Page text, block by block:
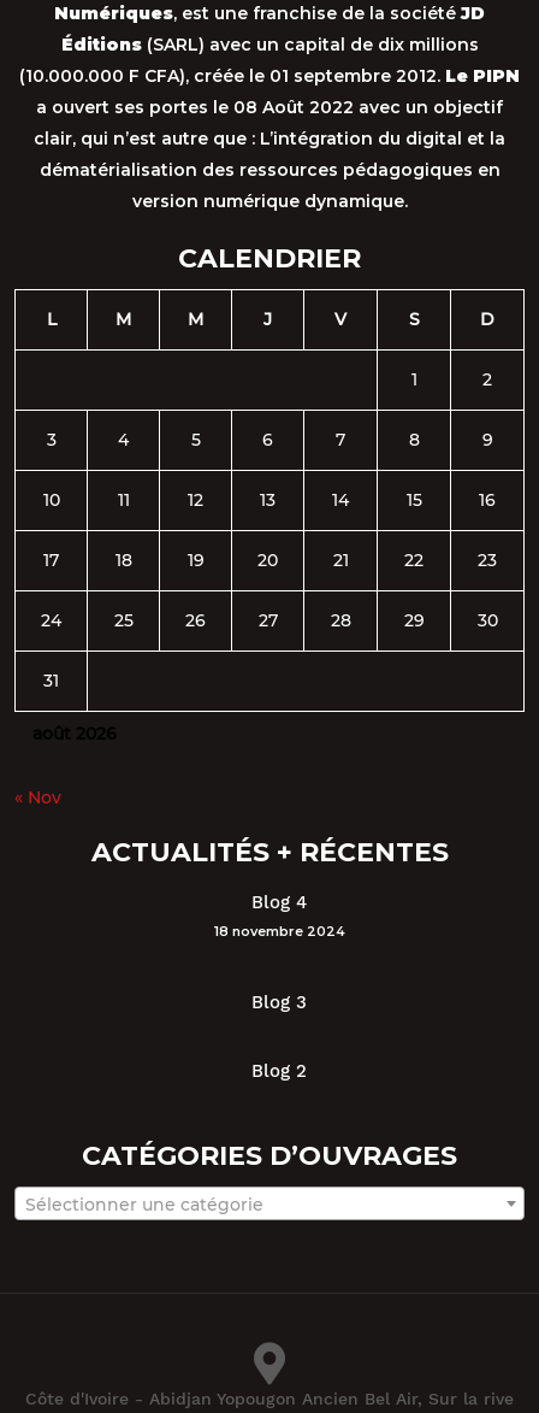
Numériques, est une franchise de la sociétéJD
Éditions(SARL) avec un capital de dix millions
(10.000.000 F CFA), créée le 01 septembre 2012. Le PIPN
a ouvert ses portes le 08 Août 2022 avec un objectif
clair, qui n’est autre que : L’intégration du digital et la
dématérialisation des ressources pédagogiques en
version numérique dynamique.
CALENDRIER
août 2026
L M M J V S D
1 2
3 4 5 6 7 8 9
10 11 12 13 14 15 16
17 18 19 20 21 22 23
24 25 26 27 28 29 30
31
« Nov
ACTUALITÉS + RÉCENTES
Blog 4
18 novembre 2024
Blog 3
Blog 2
CATÉGORIES D’OUVRAGES
Sélectionner une catégorie
Côte d'Ivoire - Abidjan Yopougon Ancien Bel Air, Sur la rive